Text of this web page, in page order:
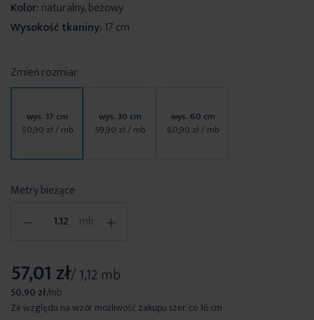
Kolor:naturalny, beżowy
Wysokość tkaniny:17 cm
Zmień rozmiar
wys. 17 cm
50,90 zł/ mb
wys. 30 cm
59,90 zł/ mb
wys. 60 cm
80,90 zł/ mb
Metry bieżące
- mb +
57,01 zł/ 1,12 mb
50,90 zł/mb
Ze względu na wzór możliwość zakupu szer. co 16 cm